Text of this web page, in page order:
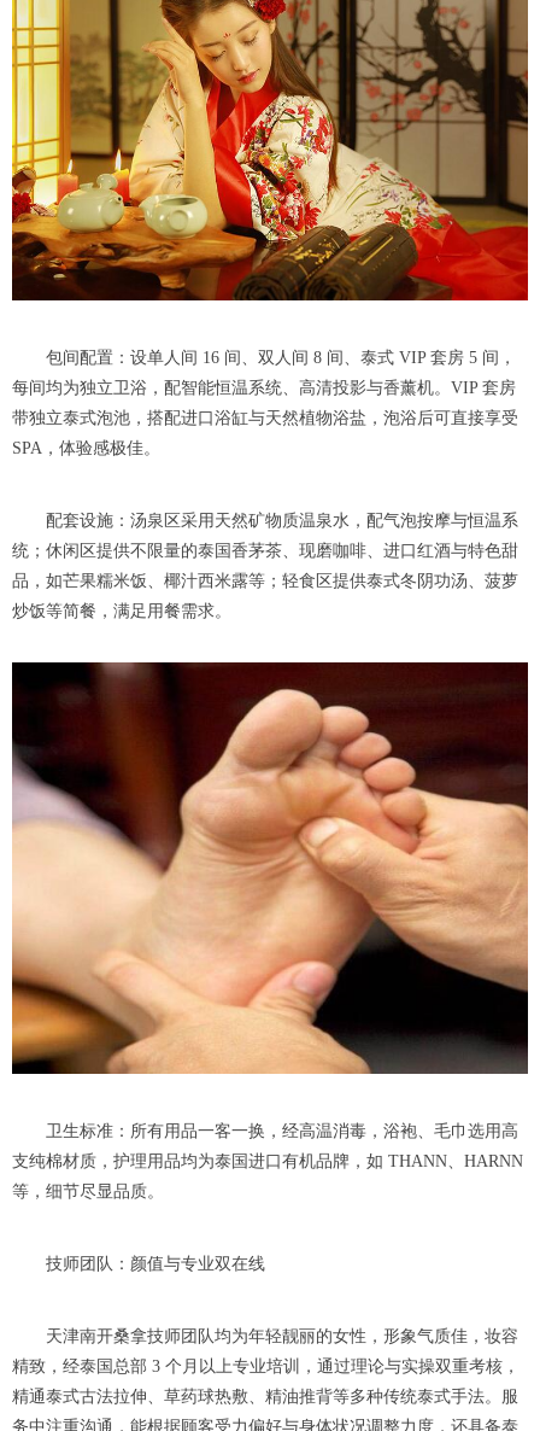
包间配置：设单人间 16 间、双人间 8 间、泰式 VIP 套房 5 间，
每间均为独立卫浴，配智能恒温系统、高清投影与香薰机。VIP 套房
带独立泰式泡池，搭配进口浴缸与天然植物浴盐，泡浴后可直接享受
SPA，体验感极佳。
配套设施：汤泉区采用天然矿物质温泉水，配气泡按摩与恒温系
统；休闲区提供不限量的泰国香茅茶、现磨咖啡、进口红酒与特色甜
品，如芒果糯米饭、椰汁西米露等；轻食区提供泰式冬阴功汤、菠萝
炒饭等简餐，满足用餐需求。
卫生标准：所有用品一客一换，经高温消毒，浴袍、毛巾选用高
支纯棉材质，护理用品均为泰国进口有机品牌，如 THANN、HARNN
等，细节尽显品质。
技师团队：颜值与专业双在线
天津南开桑拿技师团队均为年轻靓丽的女性，形象气质佳，妆容
精致，经泰国总部 3 个月以上专业培训，通过理论与实操双重考核，
精通泰式古法拉伸、草药球热敷、精油推背等多种传统泰式手法。服
务中注重沟通，能根据顾客受力偏好与身体状况调整力度，还具备泰